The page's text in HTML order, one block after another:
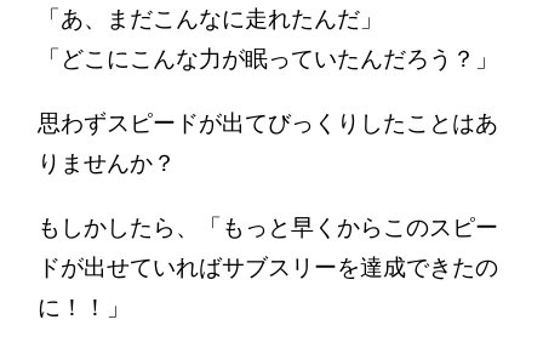
「あ、まだこんなに走れたんだ」
「どこにこんな力が眠っていたんだろう？」
思わずスピードが出てびっくりしたことはあ
りませんか？
もしかしたら、「もっと早くからこのスピー
ドが出せていればサブスリーを達成できたの
に！！」